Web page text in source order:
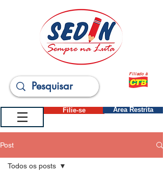
Filiado à
Filie-se Área Restrita
Post
Todos os posts